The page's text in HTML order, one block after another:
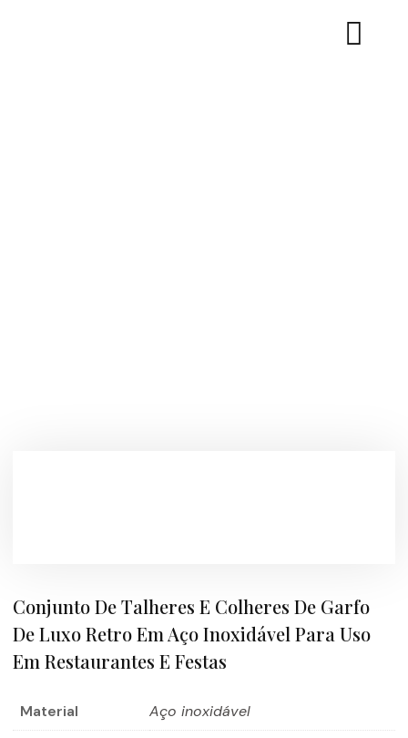
Conjunto De Talheres E Colheres De Garfo
De Luxo Retro Em Aço Inoxidável Para Uso
Em Restaurantes E Festas
Material
Aço inoxidável